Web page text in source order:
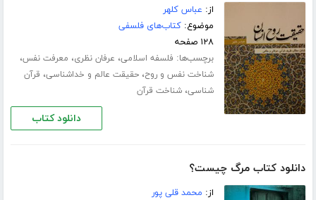
از: عباس کلهر
موضوع:کتاب‌های فلسفی
۱۲۸ صفحه
برچسب‌ها: فلسفه اسلامی، عرفان نظری، معرفت نفس،
شناخت نفس و روح،حقیقت عالم و خداشناسی، قرآن
شناسی،شناخت قرآن
دانلود کتاب
دانلود کتاب مرگ چیست؟
از: محمد قلی پور